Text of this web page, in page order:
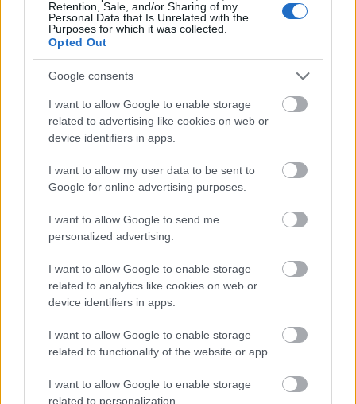
Retention, Sale, and/or Sharing of my
Personal Data that Is Unrelated with the
Purposes for which it was collected.
Opted Out
Google consents
I want to allow Google to enable storage
related to advertising like cookies on web or
device identifiers in apps.
I want to allow my user data to be sent to
Google for online advertising purposes.
I want to allow Google to send me
personalized advertising.
I want to allow Google to enable storage
related to analytics like cookies on web or
device identifiers in apps.
I want to allow Google to enable storage
related to functionality of the website or app.
I want to allow Google to enable storage
related to personalization.
érdeklődő nagyközönség hazánkban és a
nagyvilágban 2021-ben fog megemlékezni Dante
Alighieri halálának 700. évfordulójáról. Az irodalom
világa természetesen mindig is kiemelt figyelemmel
tekintett a dantisztikára (ezt mi sem bizonyítja
Olaszos doktoranduszok a debreceni